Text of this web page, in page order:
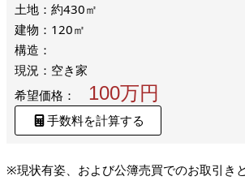
土地：約430㎡
建物：120㎡
構造：
現況：空き家
希望価格：
100万円
手数料を計算する
※現状有姿、および公簿売買でのお取引きと